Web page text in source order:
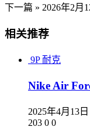
下一篇 » 2026年2月
相关推荐
9P 耐克
Nike Air
2025年4月13日
203 0 0